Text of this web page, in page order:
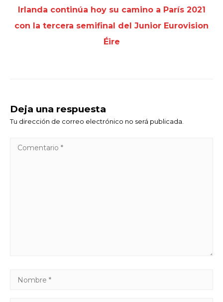
Irlanda continúa hoy su camino a París 2021
con la tercera semifinal del Junior Eurovision
Éire
Deja una respuesta
Tu dirección de correo electrónico no será publicada.